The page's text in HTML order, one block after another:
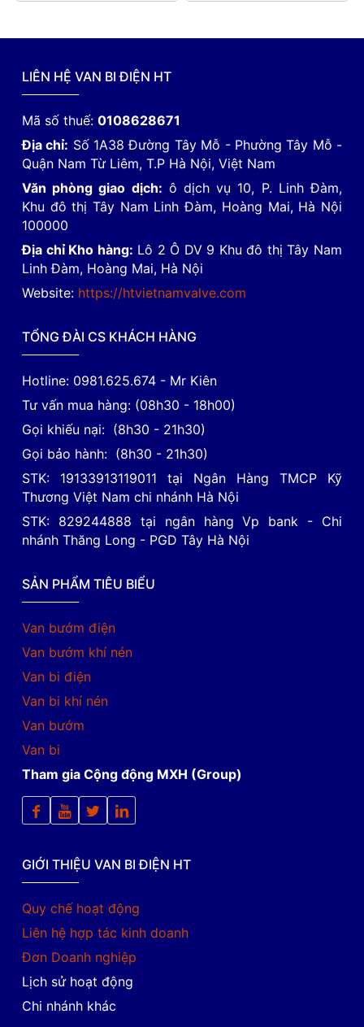
LIÊN HỆ VAN BI ĐIỆN HT
Mã số thuế: 0108628671
Địa chỉ: Số 1A38 Đường Tây Mỗ - Phường Tây Mỗ -
Quận Nam Từ Liêm, T.P Hà Nội, Việt Nam
Văn phòng giao dịch: ô dịch vụ 10, P. Linh Đàm,
Khu đô thị Tây Nam Linh Đàm, Hoàng Mai, Hà Nội
100000
Địa chỉ Kho hàng: Lô 2 Ô DV 9 Khu đô thị Tây Nam
Linh Đàm, Hoàng Mai, Hà Nội
Website: https://htvietnamvalve.com
TỔNG ĐÀI CS KHÁCH HÀNG
Hotline: 0981.625.674 - Mr Kiên
Tư vấn mua hàng: (08h30 - 18h00)
Gọi khiếu nại: (8h30 - 21h30)
Gọi bảo hành: (8h30 - 21h30)
STK: 19133913119011 tại Ngân Hàng TMCP Kỹ
Thương Việt Nam chi nhánh Hà Nội
STK: 829244888 tại ngân hàng Vp bank - Chi
nhánh Thăng Long - PGD Tây Hà Nội
SẢN PHẨM TIÊU BIỂU
Van bướm điện
Van bướm khí nén
Van bi điện
Van bi khí nén
Van bướm
Van bi
Tham gia Cộng động MXH (Group)
GIỚI THIỆU VAN BI ĐIỆN HT
Quy chế hoạt động
Liên hệ hợp tác kinh doanh
Đơn Doanh nghiệp
Lịch sử hoạt động
Chi nhánh khác